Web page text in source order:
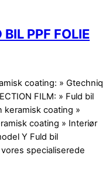
PPF FOLIE
coating: » Gtechniq
FILM: » Fuld bil
coating »
coating » Interiør
Y Fuld bil
specialiserede